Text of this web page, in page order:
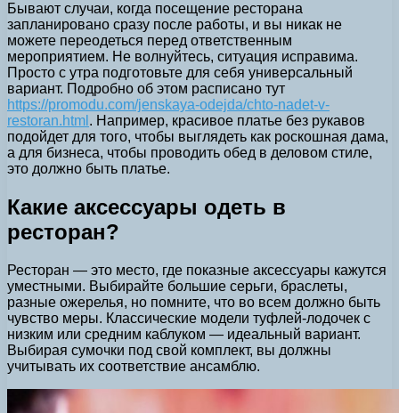
Бывают случаи, когда посещение ресторана
запланировано сразу после работы, и вы никак не
можете переодеться перед ответственным
мероприятием. Не волнуйтесь, ситуация исправима.
Просто с утра подготовьте для себя универсальный
вариант. Подробно об этом расписано тут
https://promodu.com/jenskaya-odejda/chto-nadet-v-
restoran.html . Например, красивое платье без рукавов
подойдет для того, чтобы выглядеть как роскошная дама,
а для бизнеса, чтобы проводить обед в деловом стиле,
это должно быть платье.
Какие аксессуары одеть в
ресторан?
Ресторан — это место, где показные аксессуары кажутся
уместными. Выбирайте большие серьги, браслеты,
разные ожерелья, но помните, что во всем должно быть
чувство меры. Классические модели туфлей-лодочек с
низким или средним каблуком — идеальный вариант.
Выбирая сумочки под свой комплект, вы должны
учитывать их соответствие ансамблю.